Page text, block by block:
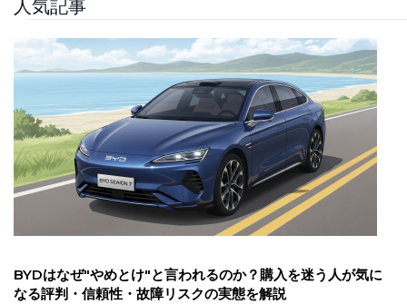
人気記事
BYDはなぜ"やめとけ"と言われるのか？購入を迷う人が気に
なる評判・信頼性・故障リスクの実態を解説